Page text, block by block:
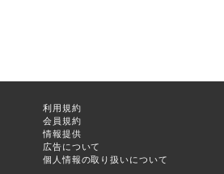
利用規約
会員規約
情報提供
広告について
個人情報の取り扱いについて